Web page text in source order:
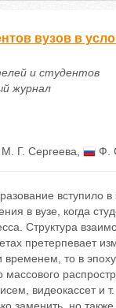
вузов в
и студентов
журнал
Г. Сергеева Ф.
вступило в
в вузе, когда
Структура
претерпевает
временем, то в
видеокассет и